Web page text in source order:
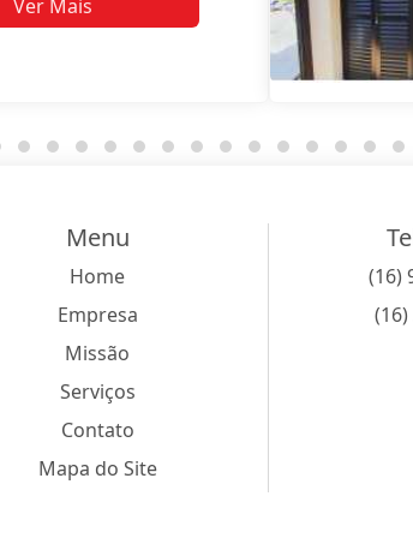
Ver Mais
Menu
Home
Empresa
Missão
Serviços
Contato
Mapa do Site
(16)